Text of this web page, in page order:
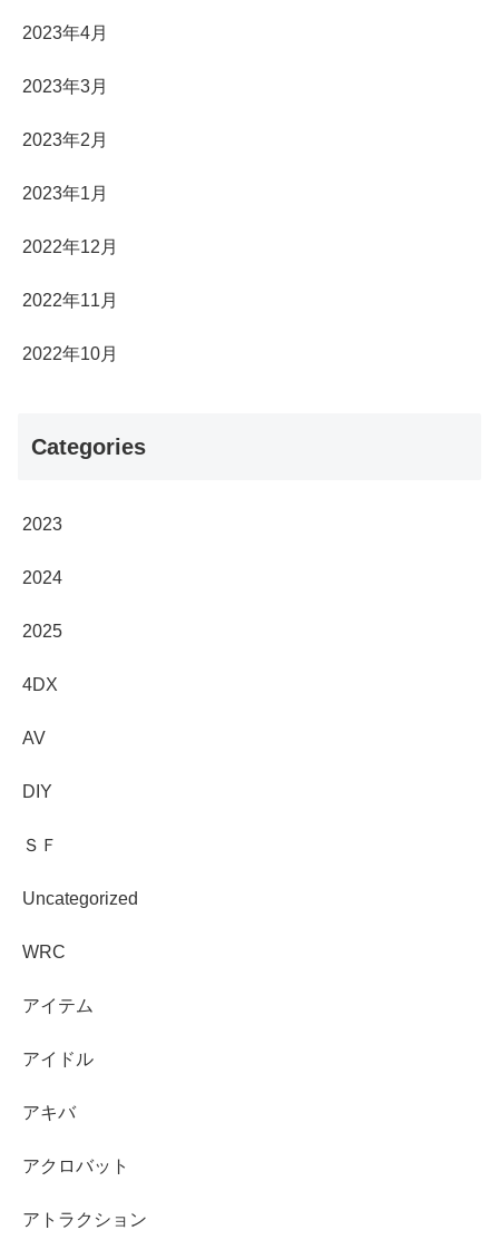
2023年4月
2023年3月
2023年2月
2023年1月
2022年12月
2022年11月
2022年10月
Categories
2023
2024
2025
4DX
AV
DIY
ＳＦ
Uncategorized
WRC
アイテム
アイドル
アキバ
アクロバット
アトラクション